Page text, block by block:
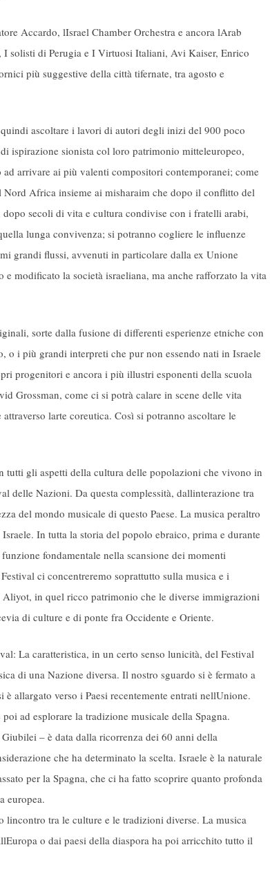
Accardo, lIsrael Chamber Orchestra e ancora lArab
solisti di Perugia e I Virtuosi Italiani, Avi Kaiser, Enrico
più suggestive della città tifernate, tra agosto e
ascoltare i lavori di autori degli inizi del 900 poco
ispirazione sionista col loro patrimonio mitteleuropeo,
arrivare ai più valenti compositori contemporanei; come
Nord Africa insieme ai misharaim che dopo il conflitto del
secoli di vita e cultura condivise con i fratelli arabi,
lunga convivenza; si potranno cogliere le influenze
grandi flussi, avvenuti in particolare dalla ex Unione
modificato la società israeliana, ma anche rafforzato la vita
sorte dalla fusione di differenti esperienze etniche con
o i più grandi interpreti che pur non essendo nati in Israele
progenitori e ancora i più illustri esponenti della scuola
Grossman, come ci si potrà calare in scene delle vita
larte coreutica. Così si potranno ascoltare le
tutti gli aspetti della cultura delle popolazioni che vivono in
delle Nazioni. Da questa complessità, dallinterazione tra
del mondo musicale di questo Paese. La musica peraltro
In tutta la storia del popolo ebraico, prima e durante
fondamentale nella scansione dei momenti
ci concentreremo soprattutto sulla musica e i
in quel ricco patrimonio che le diverse immigrazioni
di culture e di ponte fra Occidente e Oriente.
La caratteristica, in un certo senso lunicità, del Festival
di una Nazione diversa. Il nostro sguardo si è fermato a
allargato verso i Paesi recentemente entrati nellUnione.
ad esplorare la tradizione musicale della Spagna.
– è data dalla ricorrenza dei 60 anni della
che ha determinato la scelta. Israele è la naturale
per la Spagna, che ci ha fatto scoprire quanto profonda
europea.
tra le culture e le tradizioni diverse. La musica
o dai paesi della diaspora ha poi arricchito tutto il